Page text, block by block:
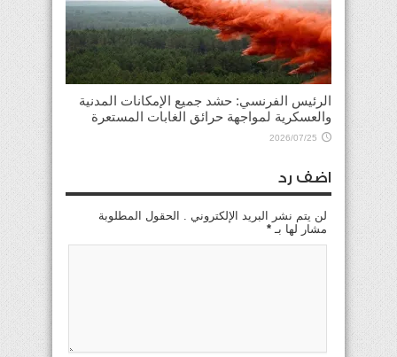
الرئيس الفرنسي: حشد جميع الإمكانات المدنية
والعسكرية لمواجهة حرائق الغابات المستعرة
2026/07/25
اضف رد
لن يتم نشر البريد الإلكتروني . الحقول المطلوبة
مشار لها بـ *